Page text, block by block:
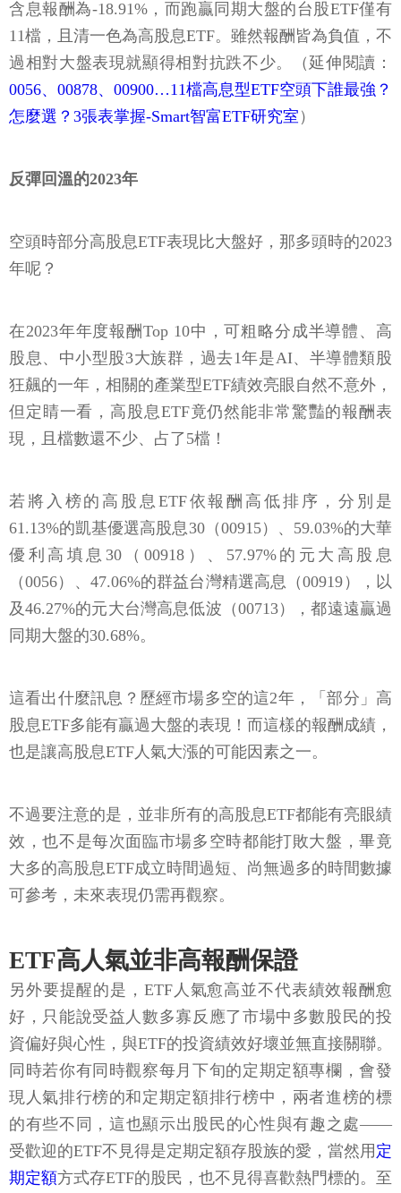
含息報酬為-18.91%，而跑贏同期大盤的台股ETF僅有
11檔，且清一色為高股息ETF。雖然報酬皆為負值，不
過相對大盤表現就顯得相對抗跌不少。（延伸閱讀：
0056、00878、00900…11檔高息型ETF空頭下誰最強？
怎麼選？3張表掌握-Smart智富ETF研究室 ）
反彈回溫的2023年
空頭時部分高股息ETF表現比大盤好，那多頭時的2023
年呢？
在2023年年度報酬Top 10中，可粗略分成半導體、高
股息、中小型股3大族群，過去1年是AI、半導體類股
狂飆的一年，相關的產業型ETF績效亮眼自然不意外，
但定睛一看，高股息ETF竟仍然能非常驚豔的報酬表
現，且檔數還不少、占了5檔！
若將入榜的高股息ETF依報酬高低排序，分別是
61.13%的凱基優選高股息30（00915）、59.03%的大華
優利高填息30（00918）、57.97%的元大高股息
（0056）、47.06%的群益台灣精選高息（00919），以
及46.27%的元大台灣高息低波（00713），都遠遠贏過
同期大盤的30.68%。
這看出什麼訊息？歷經市場多空的這2年，「部分」高
股息ETF多能有贏過大盤的表現！而這樣的報酬成績，
也是讓高股息ETF人氣大漲的可能因素之一。
不過要注意的是，並非所有的高股息ETF都能有亮眼績
效，也不是每次面臨市場多空時都能打敗大盤，畢竟
大多的高股息ETF成立時間過短、尚無過多的時間數據
可參考，未來表現仍需再觀察。
ETF高人氣並非高報酬保證
另外要提醒的是，ETF人氣愈高並不代表績效報酬愈
好，只能說受益人數多寡反應了市場中多數股民的投
資偏好與心性，與ETF的投資績效好壞並無直接關聯。
同時若你有同時觀察每月下旬的定期定額專欄，會發
現人氣排行榜的和定期定額排行榜中，兩者進榜的標
的有些不同，這也顯示出股民的心性與有趣之處——
受歡迎的ETF不見得是定期定額存股族的愛，當然用 定
期定額方式存ETF的股民，也不見得喜歡熱門標的。至